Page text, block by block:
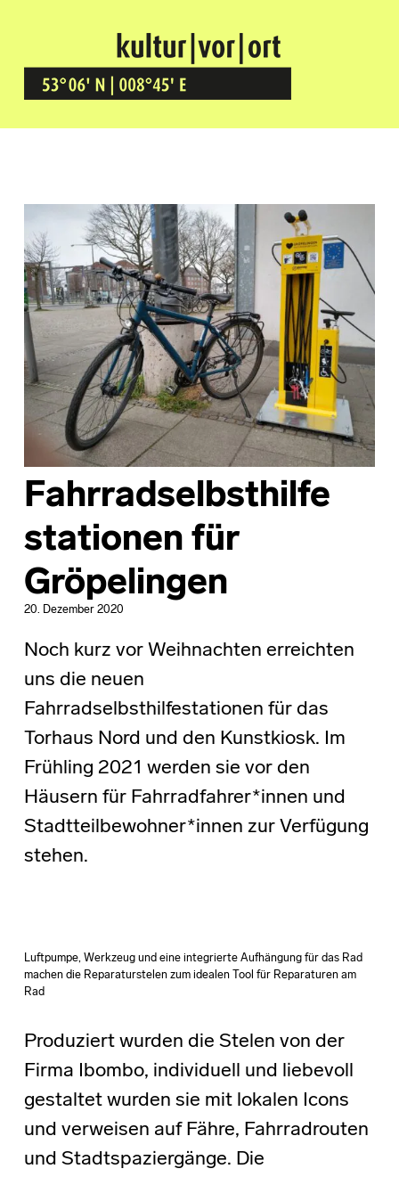
Kultur Vor Ort
BREMEN GRÖPELINGEN
Fahrradselbsthilfe
stationen für
Gröpelingen
20. Dezember 2020
Noch kurz vor Weihnachten erreichten
uns die neuen
Fahrradselbsthilfestationen für das
Torhaus Nord und den Kunstkiosk. Im
Frühling 2021 werden sie vor den
Häusern für Fahrradfahrer*innen und
Stadtteilbewohner*innen zur Verfügung
stehen.
Luftpumpe, Werkzeug und eine integrierte Aufhängung für das Rad
machen die Reparaturstelen zum idealen Tool für Reparaturen am
Rad
Produziert wurden die Stelen von der
Firma Ibombo, individuell und liebevoll
gestaltet wurden sie mit lokalen Icons
und verweisen auf Fähre, Fahrradrouten
und Stadtspaziergänge. Die